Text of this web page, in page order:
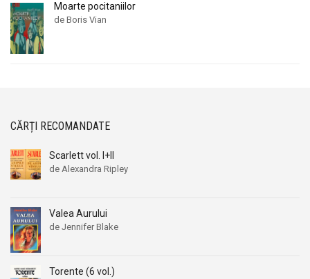
Moarte pocitaniilor
de Boris Vian
CĂRȚI RECOMANDATE
Scarlett vol. I+II
de Alexandra Ripley
Valea Aurului
de Jennifer Blake
Torente (6 vol.)